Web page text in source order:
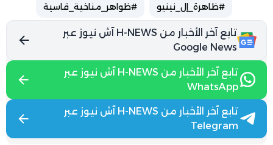
#ظاهرة_إل_نينيو #ظواهر_مناخية_قاسية
تابع آخر الأخبار من H-NEWS آش نيوز عبر
Google News
تابع آخر الأخبار من H-NEWS آش نيوز عبر
WhatsApp
تابع آخر الأخبار من H-NEWS آش نيوز عبر
Telegram